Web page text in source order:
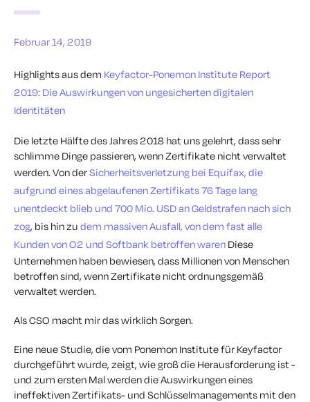
Februar 14, 2019
Highlights aus dem Keyfactor-Ponemon Institute Report
2019: Die Auswirkungen von ungesicherten digitalen
Identitäten
Die letzte Hälfte des Jahres 2018 hat uns gelehrt, dass sehr
schlimme Dinge passieren, wenn Zertifikate nicht verwaltet
werden. Von derSicherheitsverletzung bei Equifax, die
aufgrund eines abgelaufenen Zertifikats 76 Tage lang
unentdeckt blieb und 700 Mio. USD an Geldstrafen nach sich
zog, bis hin zu dem massiven Ausfall, von dem fast alle
Kunden von O2 und Softbank betroffen waren Diese
Unternehmen haben bewiesen, dass Millionen von Menschen
betroffen sind, wenn Zertifikate nicht ordnungsgemäß
verwaltet werden.
Als CSO macht mir das wirklich Sorgen.
Eine neue Studie, die vom Ponemon Institute für Keyfactor
durchgeführt wurde, zeigt, wie groß die Herausforderung ist -
und zum ersten Mal werden die Auswirkungen eines
ineffektiven Zertifikats- und Schlüsselmanagements mit den